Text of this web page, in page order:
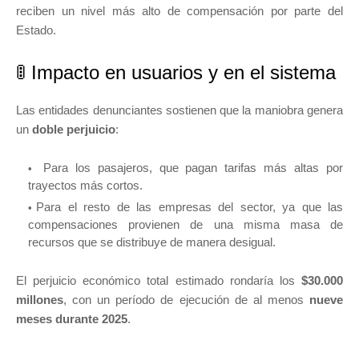
reciben un nivel más alto de compensación por parte del
Estado.
🚦 Impacto en usuarios y en el sistema
Las entidades denunciantes sostienen que la maniobra genera
un doble perjuicio:
Para los pasajeros, que pagan tarifas más altas por
trayectos más cortos.
Para el resto de las empresas del sector, ya que las
compensaciones provienen de una misma masa de
recursos que se distribuye de manera desigual.
El perjuicio económico total estimado rondaría los $30.000
millones, con un período de ejecución de al menos nueve
meses durante 2025.